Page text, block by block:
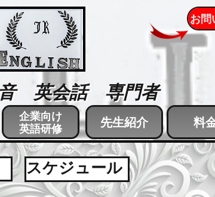
英会話 専門者
企業向け
英語研修
先生紹介 料
お問
スケジュール
くさんレッスンが欲しい！